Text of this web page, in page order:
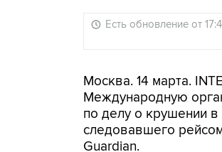
Есть обновление от
Москва. 14 марта.
Международную
по делу о крушении в
следовавшего
Guardian.